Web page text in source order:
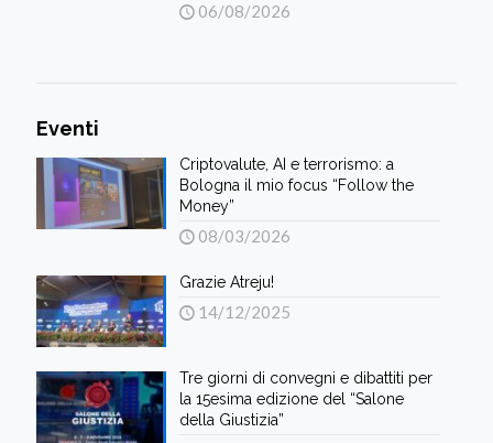
06/08/2026
Eventi
Criptovalute, AI e terrorismo: a
Bologna il mio focus “Follow the
Money”
08/03/2026
Grazie Atreju!
14/12/2025
Tre giorni di convegni e dibattiti per
la 15esima edizione del “Salone
della Giustizia”